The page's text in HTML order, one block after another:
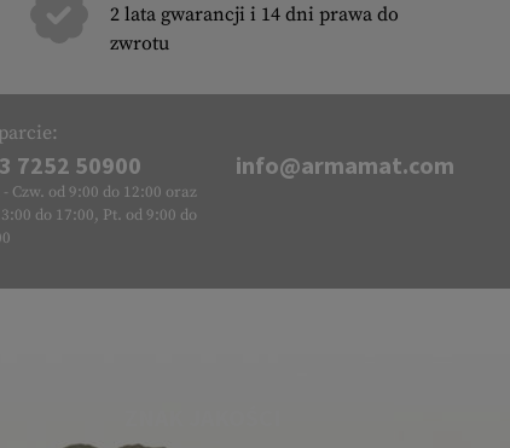
2 lata gwarancji i 14 dni prawa do
zwrotu
7252 50900
- Czw. od 9:00 do 12:00 oraz
do 17:00, Pt. od 9:00 do
info@armamat.com